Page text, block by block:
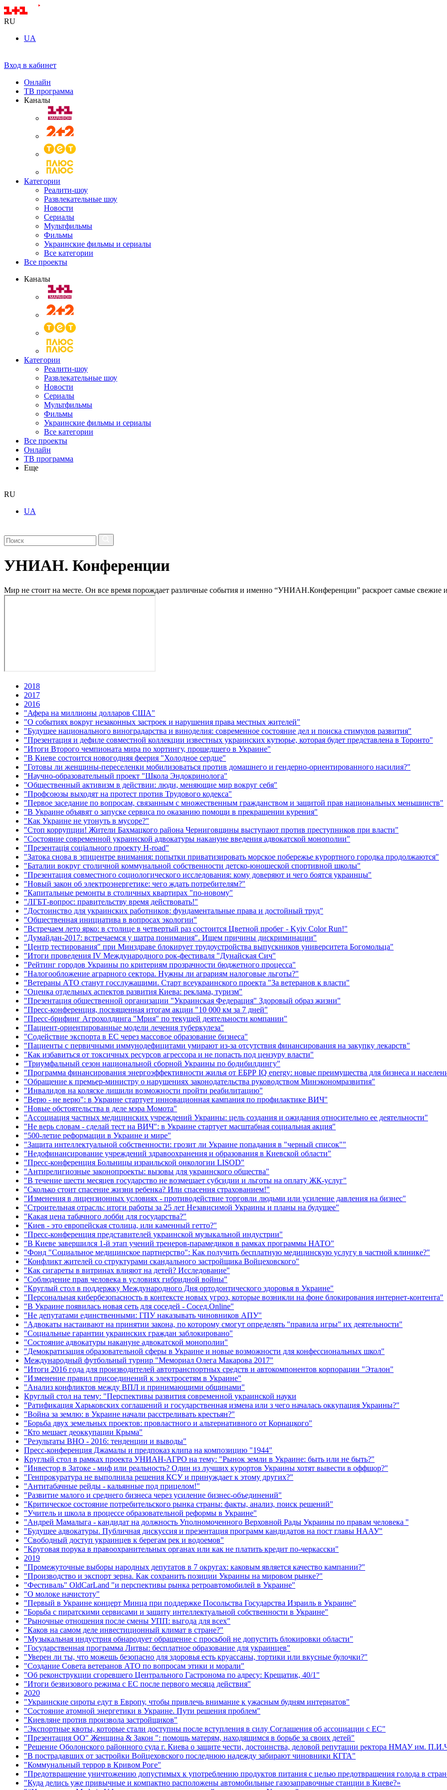
RU
UA
Вход в кабинет
Онлайн
ТВ программа
Каналы
Категории
Реалити-шоу
Развлекательные шоу
Новости
Сериалы
Мультфильмы
Фильмы
Украинские фильмы и сериалы
Все категории
Все проекты
Каналы
Категории
Реалити-шоу
Развлекательные шоу
Новости
Сериалы
Мультфильмы
Фильмы
Украинские фильмы и сериалы
Все категории
Все проекты
Онлайн
ТВ программа
Еще
RU
UA
УНИАН. Конференции
Мир не стоит на месте. Он все время порождает различные события и именно “УНИАН.Конференции” раскроет самые свежие
2018
2017
2016
"Афера на миллионы долларов США"
"О событиях вокруг незаконных застроек и нарушения права местных жителей"
"Будущее национального виноградарства и виноделия: современное состояние дел и поиска стимулов развития"
"Презентация и дефиле совместной коллекции известных украинских кутюрье, которая будет представлена в Торонто"
"Итоги Второго чемпионата мира по хортингу, прошедшего в Украине"
"В Киеве состоится новогодняя феерия "Холодное сердце"
"Готовы ли женщины-переселенки мобилизоваться против домашнего и гендерно-ориентированного насилия?"
"Научно-образовательный проект "Школа Эндокринолога"
"Общественный активизм в действии: люди, меняющие мир вокруг себя"
"Профсоюзы выходят на протест против Трудового кодекса"
"Первое заседание по вопросам, связанным с множественным гражданством и защитой прав национальных меньшинств"
"В Украине объявят о запуске сервиса по оказанию помощи в прекращении курения"
"Как Украине не утонуть в мусоре?"
"Стоп коррупции! Жители Бахмацкого района Черниговщины выступают против преступников при власти"
"Состояние современной украинской адвокатуры накануне введения адвокатской монополии"
"Презентація соціального проекту H-road"
"Затока снова в эпицентре внимания: попытки приватизировать морское побережье курортного городка продолжаются"
"Баталии вокруг столичной коммунальной собственности детско-юношеской спортивной школы"
"Презентация совместного социологического исследования: кому доверяют и чего боятся украинцы"
"Новый закон об электроэнергетике: чего ждать потребителям?"
"Капитальные ремонты в столичных квартирах "по-новому"
"ЛГБТ-вопрос: правительству время действовать!"
"Достоинство для украинских работников: фундаментальные права и достойный труд"
"Общественная инициатива в вопросах экологии"
"Встречаем лето ярко: в столице в четвертый раз состоится Цветной пробег - Kyiv Color Run!"
"Думайдан-2017: встречаемся у шатра понимания". Ищем причины дискриминации"
"Центр тестирования" при Минздраве блокирует трудоустройства выпускников университета Богомольца"
"Итоги проведения IV Международного рок-фестиваля "Дунайская Сич"
"Рейтинг городов Украины по критериям прозрачности бюджетного процесса"
"Налогообложение аграрного сектора. Нужны ли аграриям налоговые льготы?"
"Ветераны АТО станут госслужащими. Старт всеукраинского проекта "За ветеранов к власти"
"Оценка отдельных аспектов развития Киева: реклама, туризм"
"Презентация общественной организации "Украинская Федерация" Здоровый образ жизни"
"Пресс-конференция, посвященная итогам акции "10 000 км за 7 дней"
"Пресс-брифинг Агрохолдинга "Мрия" по текущей деятельности компании"
"Пациент-ориентированные модели лечения туберкулеза"
"Содействие экспорта в ЕС через массовое образование бизнеса"
"Пациенты с первичными иммунодефицитами умирают из-за отсутствия финансирования на закупку лекарств"
"Как избавиться от токсичных ресурсов агрессора и не попасть под цензуру власти"
"Триумфальный сезон национальной сборной Украины по бодибилдингу"
"Программа финансирования энергоэффективности жилья от ЕБРР IQ energy: новые преимущества для бизнеса и
"Обращение к премьер-министру о нарушениях законодательства руководством Минэкономразвития"
"Инвалидов на коляске лишили возможности пройти реабилитацию"
"Верю - не верю": в Украине стартует инновационная кампания по профилактике ВИЧ"
"Новые обстоятельства в деле мэра Момота"
"Ассоциация частных медицинских учреждений Украины: цель создания и ожидания относительно ее деятельности"
"Не верь словам - сделай тест на ВИЧ": в Украине стартует масштабная социальная акция"
"500-летие реформации в Украине и мире"
"Защита интеллектуальной собственности: грозит ли Украине попадания в "черный список""
"Недофинансирование учреждений здравоохранения и образования в Киевской области"
"Пресс-конференция Больницы израильской онкологии LISOD"
"Антирелигиозные законопроекты: вызовы для украинского общества"
"В течение шести месяцев государство не возмещает субсидии и льготы на оплату ЖК-услуг"
"Сколько стоит спасение жизни ребенка? Или спасения страхованием!"
"Изменения в лицензионных условиях - противодействие торговли людьми или усиление давления на бизнес"
"Строительная отрасль: итоги работы за 25 лет Независимой Украины и планы на будущее"
"Какая цена табачного лобби для государства?"
"Киев - это европейская столица, или каменный гетто?"
"Пресс-конференция представителей украинской музыкальной индустрии"
"В Киеве завершился 1-й этап учений тренеров-парамедиков в рамках программы НАТО"
"Фонд "Социальное медицинское партнерство": Как получить бесплатную медицинскую услугу в частной клинике?"
"Конфликт жителей со структурами скандального застройщика Войцеховского"
"Как сигареты в витринах влияют на детей? Исследование"
"Соблюдение прав человека в условиях гибридной войны"
"Круглый стол в поддержку Международного Дня ортодонтического здоровья в Украине"
"Персональная кибербезопасность в контексте новых угроз, которые возникли на фоне блокирования интернет-контента"
"В Украине появилась новая сеть для соседей - Сосед.Online"
"Не депутатами единственными: ГПУ наказывать чиновников АПУ"
"Адвокаты настаивают на принятии закона, по которому смогут определять "правила игры" их деятельности"
"Социальные гарантии украинских граждан заблокировано"
"Состояние адвокатуры накануне адвокатской монополии"
"Демократизация образовательной сферы в Украине и новые возможности для конфессиональных школ"
Международный футбольный турнир "Мемориал Олега Макарова 2017"
"Итоги 2016 года для производителей автотранспортных средств и автокомпонентов корпорации "Эталон"
"Изменение правил присоединений к электросетям в Украине"
"Анализ конфликтов между ВПЛ и принимающими общинами"
Круглый стол на тему: "Перспективы развития современной украинской науки
"Ратификация Харьковских соглашений и государственная измена или з чего началась оккупация Украины?"
"Война за землю: в Украине начали расстреливать крестьян?"
"Борьба двух земельных проектов: провластного и альтернативного от Корнацкого"
"Кто мешает деоккупации Крыма"
"Результаты ВНО - 2016: тенденции и выводы"
Пресс-конференция Джамалы и предпоказ клипа на композицию "1944"
Круглый стол в рамках проекта УНИАН-АГРО на тему: "Рынок земли в Украине: быть или не быть?"
"Инвестор в Затоке - миф или реальность? Один из лучших курортов Украины хотят вывести в оффшор?"
"Генпрокуратура не выполнила решения КСУ и принуждает к этому других?"
"Антитабачные рейды - кальянные под прицелом!"
"Развитие малого и среднего бизнеса через усиление бизнес-объединений"
"Критическое состояние потребительского рынка страны: факты, анализ, поиск решений"
"Учитель и школа в процессе образовательной реформы в Украине"
"Андрей Мамалыга - кандидат на должность Уполномоченного Верховной Рады Украины по правам человека ''
"Будущее адвокатуры. Публичная дискуссия и презентация программ кандидатов на пост главы НААУ"
"Свободный доступ украинцев к берегам рек и водоемов"
"Круговая порука в правоохранительных органах или как не платить кредит по-черкасски"
2019
"Промежуточные выборы народных депутатов в 7 округах: каковым является качество кампании?"
"Производство и экспорт зерна. Как сохранить позиции Украины на мировом рынке?"
"Фестиваль" OldCarLand "и перспективы рынка ретроавтомобилей в Украине"
"О молоке начистоту"
"Первый в Украине концерт Минца при поддержке Посольства Государства Израиль в Украине"
"Борьба с пиратскими сервисами и защиту интеллектуальной собственности в Украине"
"Рыночные отношения после смены УПП: выгода для всех"
"Каков на самом деле инвестиционный климат в стране?"
"Музыкальная индустрия обнародует обращение с просьбой не допустить блокировки области"
"Государственная программа Литвы: бесплатное образование для украинцев"
"Уверен ли ты, что можешь безопасно для здоровья есть круассаны, тортики или вкусные булочки?"
"Создание Совета ветеранов АТО по вопросам этики и морали"
"Об реконструкции сгоревшего Центрального Гастронома по адресу: Крещатик, 40/1"
"Итоги безвизового режима с ЕС после первого месяца действия"
2020
"Украинские сироты едут в Европу, чтобы привлечь внимание к ужасным будням интернатов"
"Состояние атомной энергетики в Украине. Пути решения проблем"
"Киевляне против произвола застройщиков"
"Экспортные квоты, которые стали доступны после вступления в силу Соглашения об ассоциации с ЕС"
"Презентация ОО" Женщина & Закон ": помощь матерям, находящимся в борьбе за своих детей"
"Решение Оболонского районного суда г. Киева о защите чести, достоинства, деловой репутации ректора НМАУ им.
"В пострадавших от застройки Войцеховского последнюю надежду забирают чиновники КГГА"
"Коммунальный террор в Кривом Роге"
"Предотвращение уничтожению допустимых к употреблению продуктов питания с целью предотвращения голода в
"Куда делись уже привычные и компактно расположены автомобильные газозаправочные станции в Киеве?»